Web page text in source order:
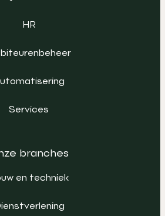
HR
Services
branches
en techniek